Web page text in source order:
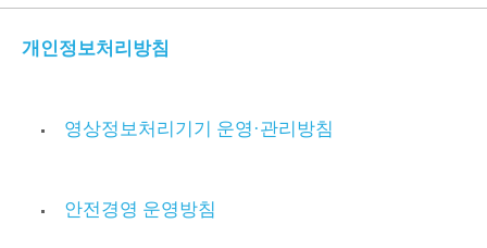
개인정보처리방침
영상정보처리기기 운영·관리방침
안전경영 운영방침